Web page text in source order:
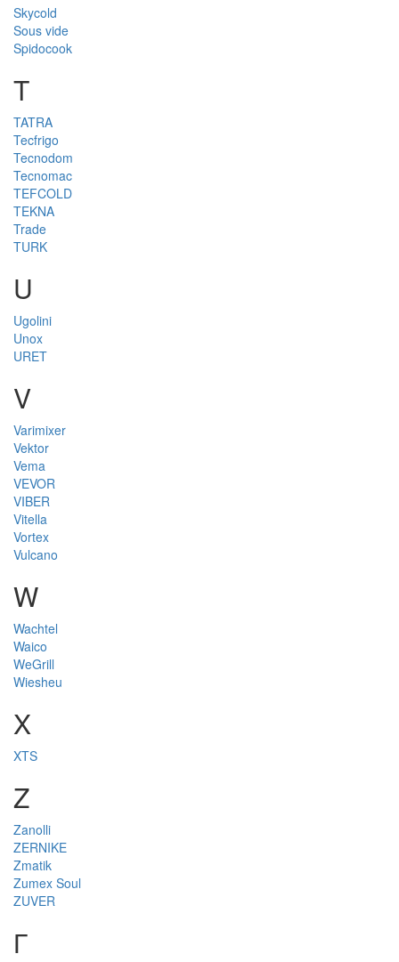
Skycold
Sous vide
Spidocook
T
TATRA
Tecfrigo
Tecnodom
Tecnomac
TEFCOLD
TEKNA
Trade
TURK
U
Ugolini
Unox
URET
V
Varimixer
Vektor
Vema
VEVOR
VIBER
Vitella
Vortex
Vulcano
W
Wachtel
Waico
WeGrill
Wiesheu
X
XTS
Z
Zanolli
ZERNIKE
Zmatik
Zumex Soul
ZUVER
Г